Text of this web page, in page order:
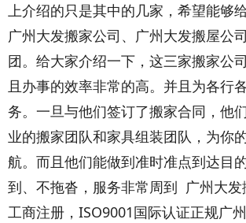
上介绍的只是其中的几家，希望能够
广州大发搬家公司、广州大发搬屋公
团。给大家介绍一下，这三家搬家公
且办事的效率非常的高。并且为各行
务。一旦与他们签订了搬家合同，他
业的搬家团队和家具组装团队，为你
航。而且他们能做到准时准点到达目
到、不拖沓，服务非常周到 广州大发
工商注册，ISO9001国际认证正规广